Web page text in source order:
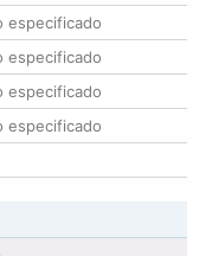
especificado
especificado
especificado
especificado